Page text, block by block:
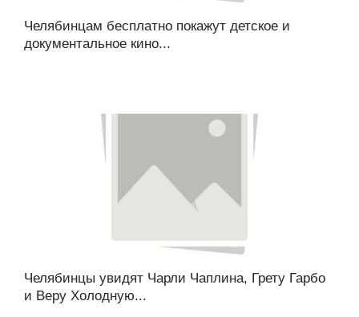
Челябинцам бесплатно покажут детское и
документальное кино...
Челябинцы увидят Чарли Чаплина, Грету Гарбо
и Веру Холодную...